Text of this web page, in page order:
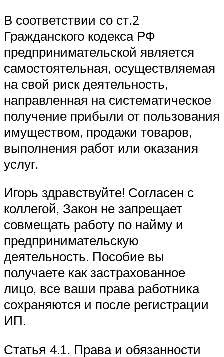
В соответствии со ст.2
Гражданского кодекса РФ
предпринимательской является
самостоятельная, осуществляемая
на свой риск деятельность,
направленная на систематическое
получение прибыли от пользования
имуществом, продажи товаров,
выполнения работ или оказания
услуг.
Игорь здравствуйте! Согласен с
коллегой, Закон не запрещает
совмещать работу по найму и
предпринимательскую
деятельность. Пособие вы
получаете как застрахованное
лицо, все ваши права работника
сохраняются и после регистрации
ИП.
Статья 4.1. Права и обязанности